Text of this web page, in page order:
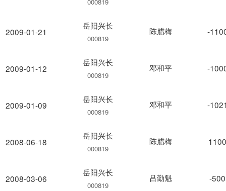
2009-01-21
2009-01-12
2009-01-09
2008-06-18
2008-03-06
岳阳兴长
000819
陈腊梅 -
岳阳兴长
000819
邓和平 -
岳阳兴长
000819
邓和平 -
岳阳兴长
000819
陈腊梅
岳阳兴长
000819
吕勤魁 -